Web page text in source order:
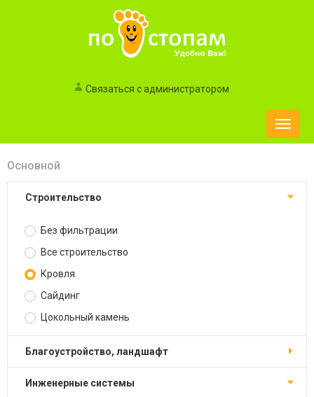
Связаться с администратором
Toggle
Основной
Строительство
Без фильтрации
Все строительство
Кровля
Сайдинг
Цокольный камень
Благоустройство, ландшафт
Инженерные системы